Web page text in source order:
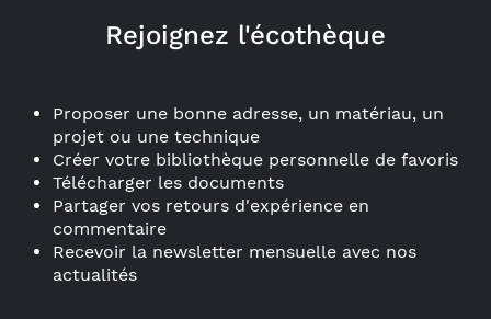
Rejoignez l'écothèque
Proposer une bonne adresse, un matériau, un
projet ou une technique
Créer votre bibliothèque personnelle de favoris
Télécharger les documents
Partager vos retours d'expérience en
commentaire
Recevoir la newsletter mensuelle avec nos
actualités